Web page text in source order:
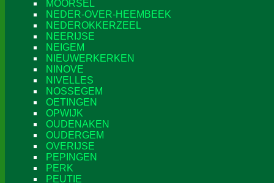
MOORSEL
NEDER-OVER-HEEMBEEK
NEDEROKKERZEEL
NEERIJSE
NEIGEM
NIEUWERKERKEN
NINOVE
NIVELLES
NOSSEGEM
OETINGEN
OPWIJK
OUDENAKEN
OUDERGEM
OVERIJSE
PEPINGEN
PERK
PEUTIE